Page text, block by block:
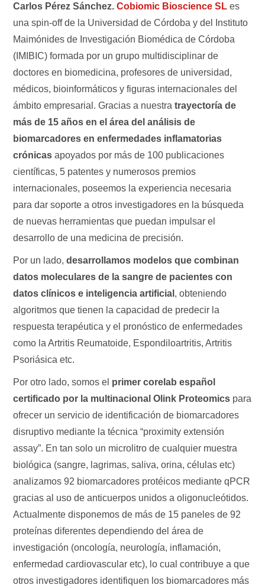
Carlos Pérez Sánchez. Cobiomic Bioscience SL es
una spin-off de la Universidad de Córdoba y del Instituto
Maimónides de Investigación Biomédica de Córdoba
(IMIBIC) formada por un grupo multidisciplinar de
doctores en biomedicina, profesores de universidad,
médicos, bioinformáticos y figuras internacionales del
ámbito empresarial. Gracias a nuestratrayectoría de
más de 15 años en el área del análisis de
biomarcadores en enfermedades inflamatorias
crónicas apoyados por más de 100 publicaciones
científicas, 5 patentes y numerosos premios
internacionales, poseemos la experiencia necesaria
para dar soporte a otros investigadores en la búsqueda
de nuevas herramientas que puedan impulsar el
desarrollo de una medicina de precisión.
Por un lado,desarrollamos modelos que combinan
datos moleculares de la sangre de pacientes con
datos clínicos e inteligencia artificial , obteniendo
algoritmos que tienen la capacidad de predecir la
respuesta terapéutica y el pronóstico de enfermedades
como la Artritis Reumatoide, Espondiloartritis, Artritis
Psoriásica etc.
Por otro lado, somos el primer corelab español
certificado por la multinacional Olink Proteomics para
ofrecer un servicio de identificación de biomarcadores
disruptivo mediante la técnica “proximity extensión
assay”. En tan solo un microlitro de cualquier muestra
biológica (sangre, lagrimas, saliva, orina, células etc)
analizamos 92 biomarcadores protéicos mediante qPCR
gracias al uso de anticuerpos unidos a oligonucleótidos.
Actualmente disponemos de más de 15 paneles de 92
proteínas diferentes dependiendo del área de
investigación (oncología, neurología, inflamación,
enfermedad cardiovascular etc), lo cual contribuye a que
otros investigadores identifiquen los biomarcadores más